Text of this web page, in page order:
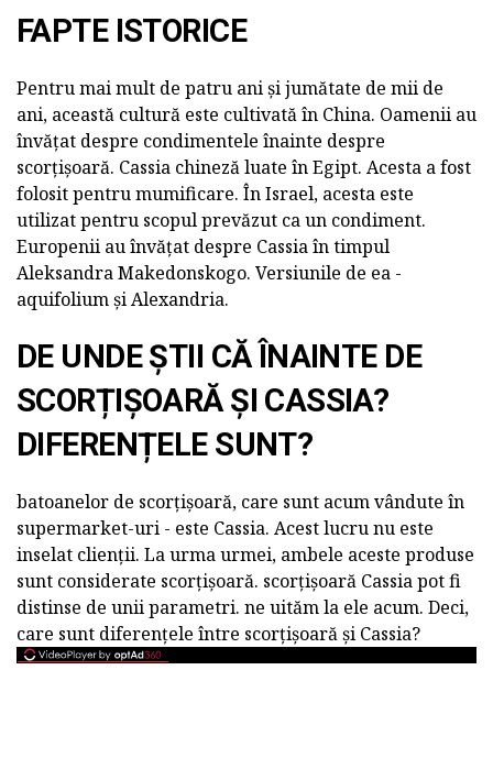
FAPTE ISTORICE
Pentru mai mult de patru ani și jumătate de mii de
ani, această cultură este cultivată în China. Oamenii au
învățat despre condimentele înainte despre
scorțișoară. Cassia chineză luate în Egipt. Acesta a fost
folosit pentru mumificare. În Israel, acesta este
utilizat pentru scopul prevăzut ca un condiment.
Europenii au învățat despre Cassia în timpul
Aleksandra Makedonskogo. Versiunile de ea -
aquifolium și Alexandria.
DE UNDE ȘTII CĂ ÎNAINTE DE
SCORȚIȘOARĂ ȘI CASSIA?
DIFERENȚELE SUNT?
batoanelor de scorțișoară, care sunt acum vândute în
supermarket-uri - este Cassia. Acest lucru nu este
inselat clienții. La urma urmei, ambele aceste produse
sunt considerate scorțișoară. scorțișoară Cassia pot fi
distinse de unii parametri. ne uităm la ele acum. Deci,
care sunt diferențele între scorțișoară și Cassia?